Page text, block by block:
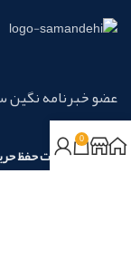
عضو خبرنامه
مطابق باسیاست حفظ
0